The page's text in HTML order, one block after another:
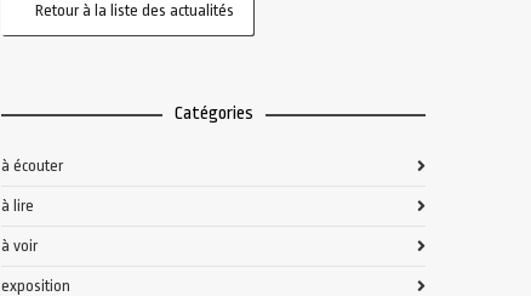
Retour à la liste des actualités
Catégories
à écouter
à lire
à voir
exposition